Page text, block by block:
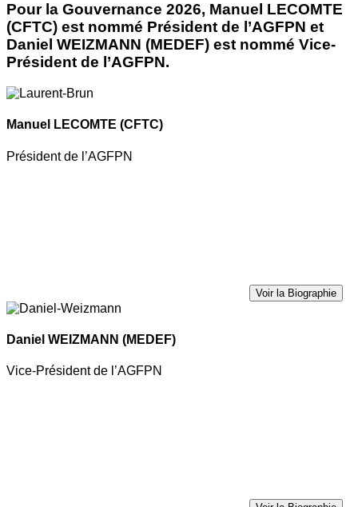
Pour la Gouvernance 2026, Manuel LECOMTE
(CFTC) est nommé Président de l’AGFPN et
Daniel WEIZMANN (MEDEF) est nommé Vice-
Président de l’AGFPN.
Manuel LECOMTE (CFTC)
Président de l’AGFPN
Voir la Biographie
Daniel WEIZMANN (MEDEF)
Vice-Président de l’AGFPN